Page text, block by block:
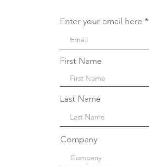
Enter your email here
First Name
Last Name
Company